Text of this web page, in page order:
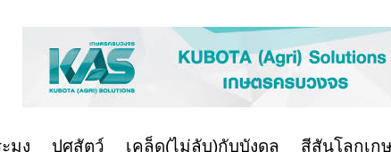
มง ปศุสัตว์ เคล็ด(ไม่ลับ)กับบังดล สีสันโลกเก